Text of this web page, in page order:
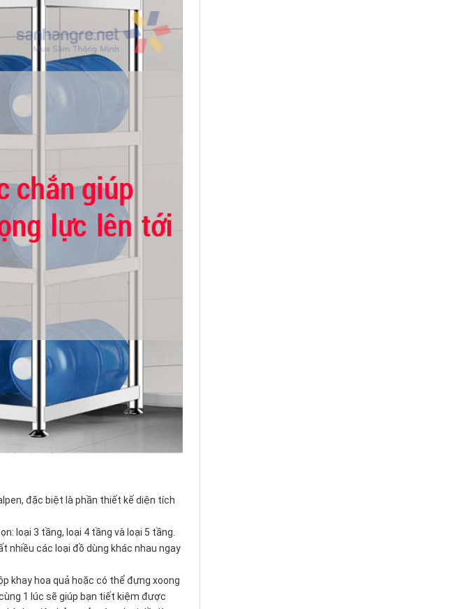
đặc biệt là phần thiết kế diện tích
loại 3 tầng, loại 4 tầng và loại 5 tầng.
nhiều các loại đồ dùng khác nhau ngay
khay hoa quả hoặc có thể đựng xoong
1 lúc sẽ giúp bạn tiết kiệm được